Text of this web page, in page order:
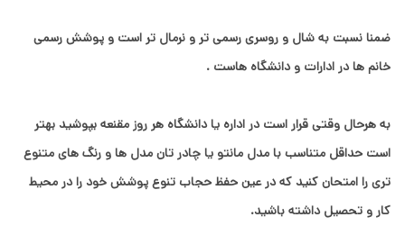
ضمنا نسبت به شال و روسری رسمی تر و نرمال تر است و پوشش رسمی
خانم ها در ادارات و دانشگاه هاست .
به هرحال وقتی قرار است در اداره یا دانشگاه هر روز مقنعه بپوشید بهتر
است حداقل متناسب با مدل مانتو یا چادر تان مدل ها و رنگ های متنوع
تری را امتحان کنید که در عین حفظ حجاب تنوع پوشش خود را در محیط
کار و تحصیل داشته باشید.